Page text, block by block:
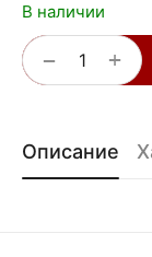
В наличии
+
−
Описание